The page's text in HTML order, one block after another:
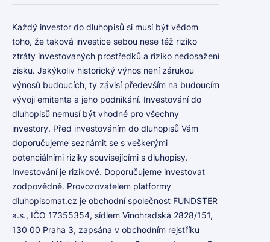
Každý investor do dluhopisů si musí být vědom
toho, že taková investice sebou nese též riziko
ztráty investovaných prostředků a riziko nedosažení
zisku. Jakýkoliv historický výnos není zárukou
výnosů budoucích, ty závisí především na budoucím
vývoji emitenta a jeho podnikání. Investování do
dluhopisů nemusí být vhodné pro všechny
investory. Před investováním do dluhopisů Vám
doporučujeme seznámit se s veškerými
potenciálními riziky souvisejícími s dluhopisy.
Investování je rizikové. Doporučujeme investovat
zodpovědně. Provozovatelem platformy
dluhopisomat.cz je obchodní společnost FUNDSTER
a.s., IČO 17355354, sídlem Vinohradská 2828/151,
130 00 Praha 3, zapsána v obchodním rejstříku